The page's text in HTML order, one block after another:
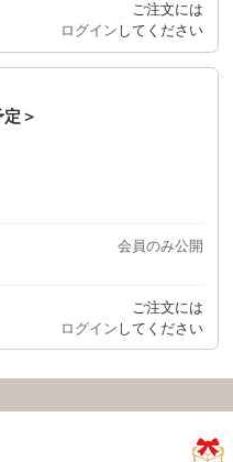
ご注文には
ログイン してください
＞
会員のみ公開
ご注文には
ログイン してください